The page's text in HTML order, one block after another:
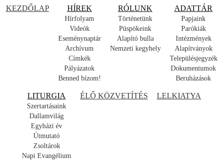
KEZDŐLAP HÍREK
Hírfolyam
Videók
Eseménynaptár
Archívum
Címkék
Pályázatok
Benned bízom!
RÓLUNK
Történetünk
Püspökeink
Alapító bulla
Nemzeti kegyhely
ADATTÁR
Papjaink
Parókiák
Intézmények
Alapítványok
Településjegyzék
Dokumentumok
Beruházások
LITURGIA
Szertartásaink
Dallamvilág
Egyházi év
Útmutató
Zsoltárok
Napi Evangélium
ÉLŐ KÖZVETÍTÉS LELKIATYA